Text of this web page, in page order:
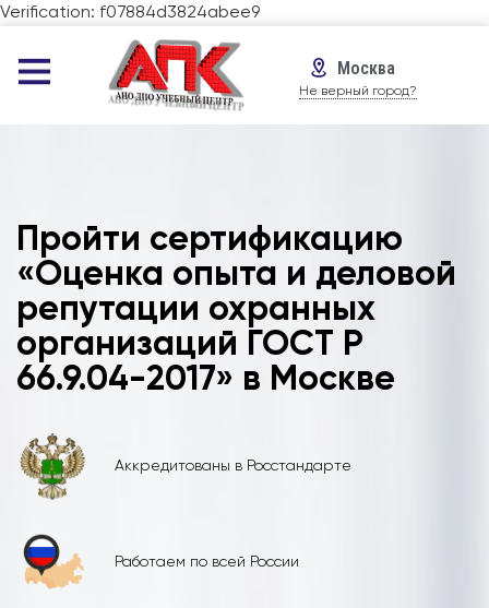
Verification: f07884d3824abee9
Москва
Не верный город?
Пройти сертификацию
«Оценка опыта и деловой
репутации охранных
организаций ГОСТ Р
66.9.04-2017» в Москве
Аккредитованы в Росстандарте
Работаем по всей России